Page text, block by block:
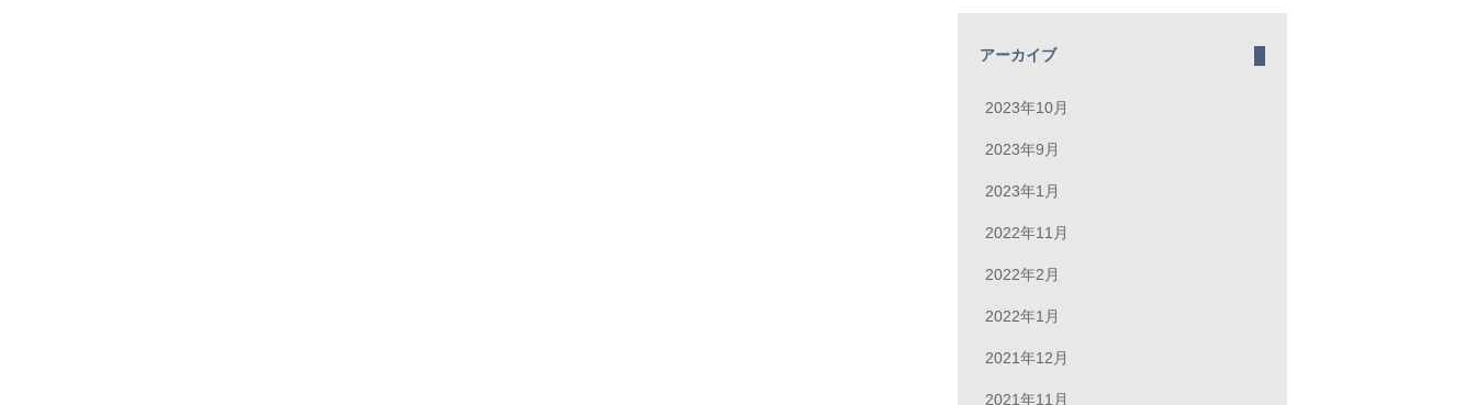
アーカイブ
2023年10月
2023年9月
2023年1月
2022年11月
2022年2月
2022年1月
2021年12月
2021年11月